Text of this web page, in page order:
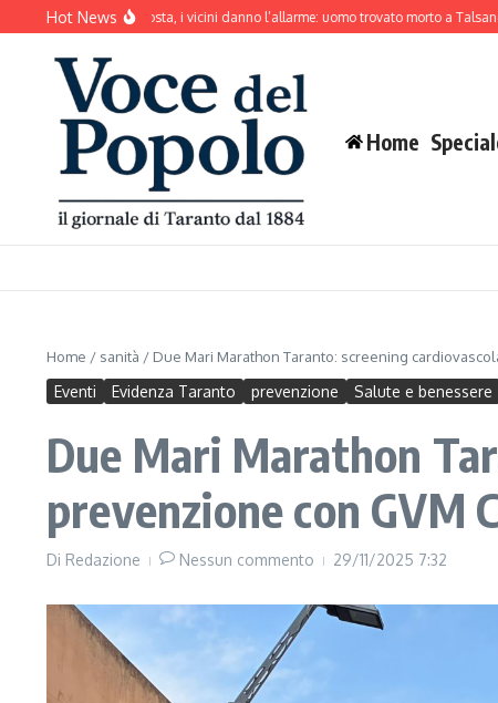
Salta al contenuto
Hot News
abbaia senza sosta, i vicini danno l’allarme: uomo trovato morto a Talsano
Home
Home / sanità / Due Mari Marathon Taranto: screening
Eventi Evidenza Taranto prevenzione Salute e benessere
Due Mari Marathon
prevenzione con GVM
Di Redazione Nessun commento 29/11/2025 7:32